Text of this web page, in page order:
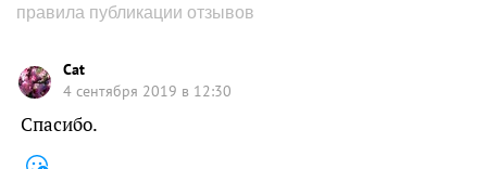
правила публикации отзывов
Cat
4 сентября 2019 в 12:30
Спасибо.